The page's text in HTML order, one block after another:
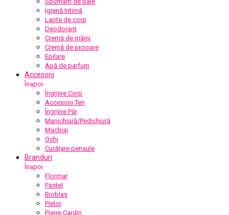
Igienă Intimă
Lapte de corp
Deodorant
Cremă de mâini
Cremă de picioare
Epilare
Apă de parfum
Accesorii
Înapoi
Îngrijire Corp
Accesorii Ten
Îngrijire Păr
Manichiură/Pedichiură
Machiaj
Ochi
Curățare pensule
Branduri
Înapoi
Flormar
Pastel
Bioblas
Pielor
Pierre Cardin